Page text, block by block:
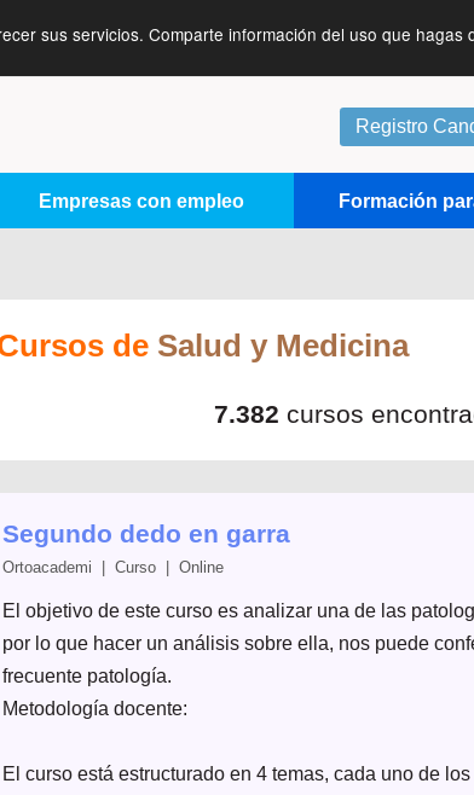
sus servicios. Comparte información del uso que
Registro
Empresas con empleo Formación
de Salud y Medicina
7.382 cursos
Segundo dedo en garra
Ortoacademi | Curso | Online
El objetivo de este curso es analizar una de las
por lo que hacer un análisis sobre ella, nos puede
frecuente patología.
Metodología docente:
El curso está estructurado en 4 temas, cada uno de